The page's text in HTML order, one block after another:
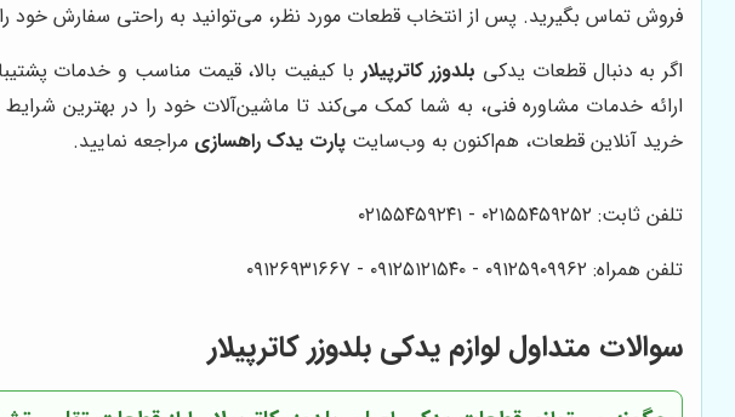
فروش تماس بگیرید. پس از انتخاب قطعات مورد نظر، می‌توانید به راحتی سفارش خود
اگر به دنبال قطعات یدکی بلدوزر کاترپیلار با کیفیت بالا، قیمت مناسب و خدمات
ارائه خدمات مشاوره فنی، به شما کمک می‌کند تا ماشین‌آلات خود را در بهترین
خرید آنلاین قطعات، هم‌اکنون به وب‌سایت پارت یدک راهسازی مراجعه نمایید.
تلفن ثابت: ۰۲۱۵۵۴۵۹۲۵۲ - ۰۲۱۵۵۴۵۹۲۴۱
تلفن همراه: ۰۹۱۲۵۹۰۹۹۶۲ - ۰۹۱۲۵۱۲۱۵۴۰‌ - ۰۹۱۲۶۹۳۱۶۶۷
سوالات متداول لوازم یدکی بلدوزر کاترپیلار